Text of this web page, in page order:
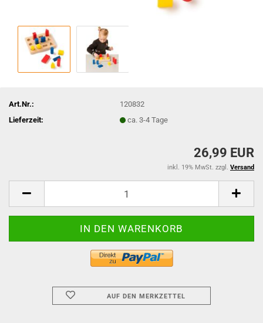
Art.Nr.:
120832
Lieferzeit:
ca. 3-4 Tage
26,99 EUR
inkl. 19% MwSt. zzgl. Versand
AUF DEN MERKZETTEL